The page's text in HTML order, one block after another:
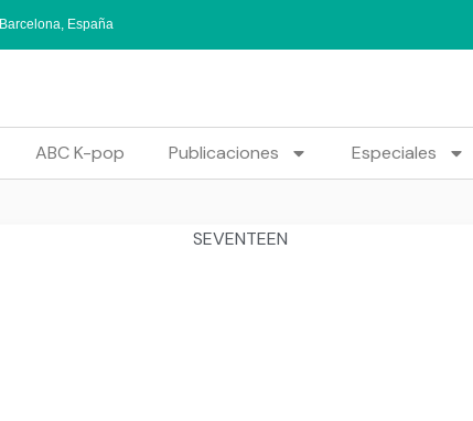
Barcelona, España
ABC K-pop Publicaciones Especiales